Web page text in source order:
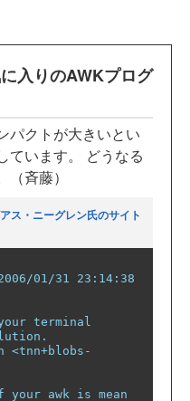
入りのAWKプログ
パクトが大きいとい
ています。 どうなる
斉藤）
ス・ニーグレン氏のサイト
01/31 23:14:38
terminal
<tnn+blobs-
awk is mean